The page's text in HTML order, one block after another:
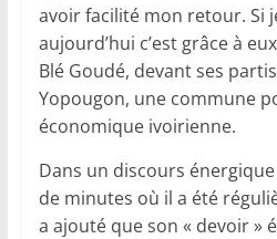
avoir facilité mon retour. Si
aujourd’hui c’est grâce à
Blé Goudé, devant ses
Yopougon, une commune
économique ivoirienne.
Dans un discours
de minutes où il a été
a ajouté que son « devoir »